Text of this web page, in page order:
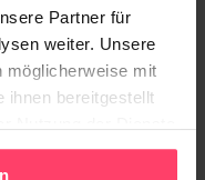
Partner für
weiter. Unsere
möglicherweise mit
ihnen bereitgestellt